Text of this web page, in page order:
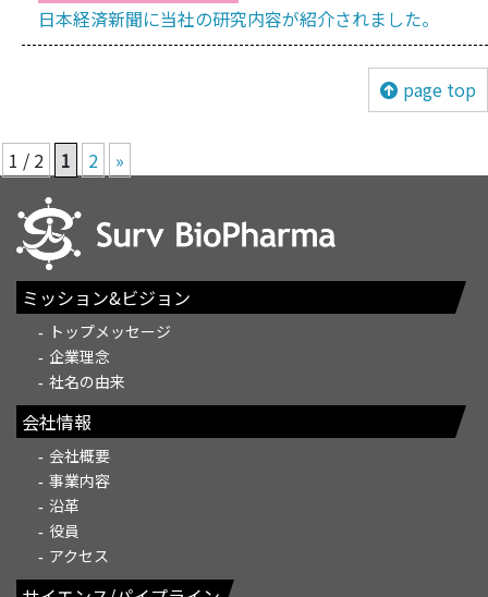
日本経済新聞に当社の研究内容が紹介されました。
page top
1 / 2 1 2 »
ミッション&ビジョン
トップメッセージ
企業理念
社名の由来
会社情報
会社概要
事業内容
沿革
役員
アクセス